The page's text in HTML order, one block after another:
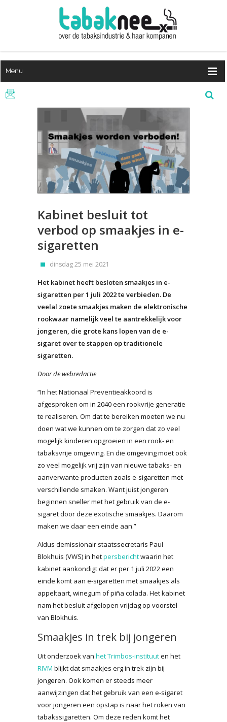
Menu
Kabinet besluit tot
verbod op smaakjes in e-
sigaretten
dinsdag 25 mei 2021
Het kabinet heeft besloten smaakjes in e-
sigaretten per 1 juli 2022 te verbieden. De
veelal zoete smaakjes maken de elektronische
rookwaar namelijk veel te aantrekkelijk voor
jongeren, die grote kans lopen van de e-
sigaret over te stappen op traditionele
sigaretten.
Door de webredactie
“In het Nationaal Preventieakkoord is
afgesproken om in 2040 een rookvrije generatie
te realiseren. Om dat te bereiken moeten we nu
doen wat we kunnen om te zorgen dat zo veel
mogelijk kinderen opgroeien in een rook- en
tabaksvrije omgeving. En die omgeving moet ook
zo veel mogelijk vrij zijn van nieuwe tabaks- en
aanverwante producten zoals e-sigaretten met
verschillende smaken. Want juist jongeren
beginnen sneller met het gebruik van de e-
sigaret door deze exotische smaakjes. Daarom
maken we daar een einde aan.”
Aldus demissionair staatssecretaris Paul
Blokhuis (VWS) in hetpersberichtwaarin het
kabinet aankondigt dat er per 1 juli 2022 een
einde komt aan e-sigaretten met smaakjes als
appeltaart, winegum of piña colada. Het kabinet
nam het besluit afgelopen vrijdag op voorstel
van Blokhuis.
Smaakjes in trek bij jongeren
Uit onderzoek van het Trimbos-instituuten het
RIVM blijkt dat smaakjes erg in trek zijn bij
jongeren. Ook komen er steeds meer
aanwijzingen dat het gebruik van een e-sigaret
voor jongeren een opstap is naar het roken van
tabakssigaretten. Om deze reden komt het